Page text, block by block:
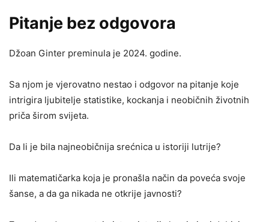
Pitanje bez odgovora
Džoan Ginter preminula je 2024. godine.
Sa njom je vjerovatno nestao i odgovor na pitanje koje
intrigira ljubitelje statistike, kockanja i neobičnih životnih
priča širom svijeta.
Da li je bila najneobičnija srećnica u istoriji lutrije?
Ili matematičarka koja je pronašla način da poveća svoje
šanse, a da ga nikada ne otkrije javnosti?